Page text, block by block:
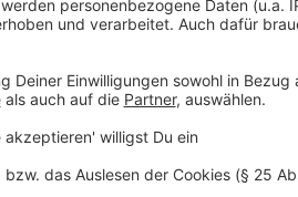
Kreis Warendorf: 84
Kreis Coesfeld: 37
Anzeige